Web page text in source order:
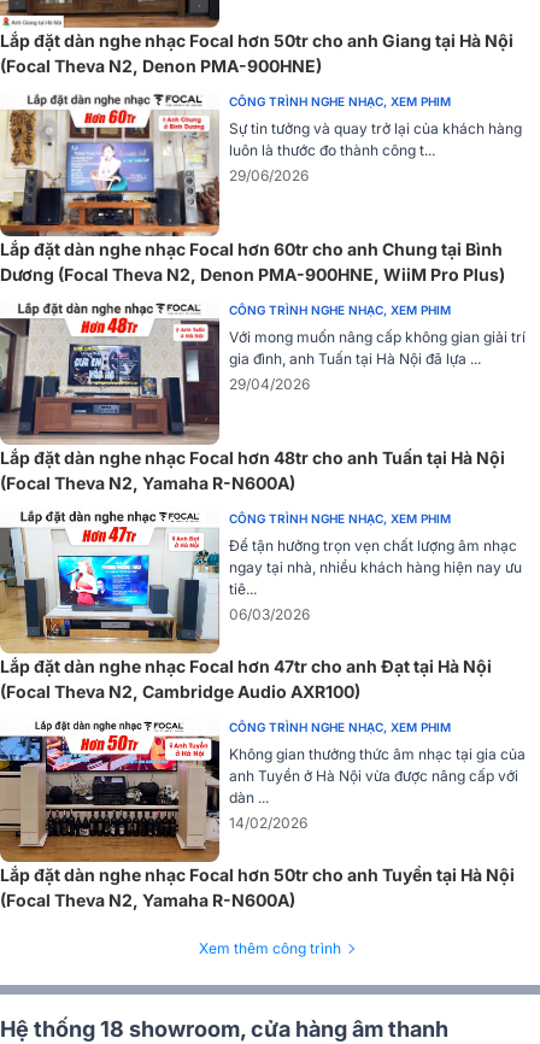
Loa được trang bị một bảng điều khiển phía trước bổ sung, cùng lớp
hoàn thiện màu đen hoặc gỗ bóng bẩy, cá tính phù hợp mọi không
vòng kim loại và in màn hình, lưới tản nhiệt từ tính cùng việc tích hợp
thêm lỗ thông hơi phía sau mang đến một thiết kế chỉn chu và gọn
gàng kể cả những chi tiết nhỏ nhất.
Focal Theva N3 có ba phiên bản màu gồm đẹp mắt, dễ dàng kết
hợp với các vật liệu trang trí khác như kim loại, bê tông, đá… tạo
Âm thanh Hifi đầy đủ mọi dải tần
Lắp đặt dàn nghe nhạc Focal hơn 50tr cho anh Giang tại Hà Nội
(Focal Theva N2, Denon PMA-900HNE)
CÔNG TRÌNH NGHE NHẠC, XEM PHIM
Sự tin tưởng và quay trở lại của khách hàng
luôn là thước đo thành công t...
29/06/2026
Lắp đặt dàn nghe nhạc Focal hơn 60tr cho anh Chung tại Bình
Dương (Focal Theva N2, Denon PMA-900HNE, WiiM Pro Plus)
CÔNG TRÌNH NGHE NHẠC, XEM PHIM
Với mong muốn nâng cấp không gian giải trí
gia đình, anh Tuấn tại Hà Nội đã lựa ...
29/04/2026
Lắp đặt dàn nghe nhạc Focal hơn 48tr cho anh Tuấn tại Hà Nội
(Focal Theva N2, Yamaha R-N600A)
CÔNG TRÌNH NGHE NHẠC, XEM PHIM
Để tận hưởng trọn vẹn chất lượng âm nhạc
ngay tại nhà, nhiều khách hàng hiện nay ưu
tiê...
06/03/2026
Lắp đặt dàn nghe nhạc Focal hơn 47tr cho anh Đạt tại Hà Nội
(Focal Theva N2, Cambridge Audio AXR100)
CÔNG TRÌNH NGHE NHẠC, XEM PHIM
Không gian thưởng thức âm nhạc tại gia của
anh Tuyền ở Hà Nội vừa được nâng cấp với
dàn ...
14/02/2026
Lắp đặt dàn nghe nhạc Focal hơn 50tr cho anh Tuyền tại Hà Nội
(Focal Theva N2, Yamaha R-N600A)
Xem thêm công trình
Hệ thống 18 showroom, cửa hàng âm thanh